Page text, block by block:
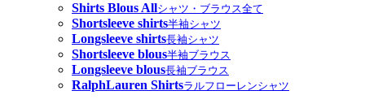
Shirts Blous Allシャツ・ブラウス全て
Shortsleeve shirts半袖シャツ
Longsleeve shirts長袖シャツ
Shortsleeve blous半袖ブラウス
Longsleeve blous長袖ブラウス
RalphLauren Shirtsラルフローレンシャツ